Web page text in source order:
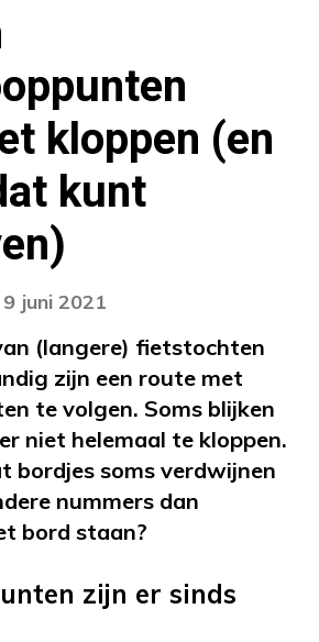
kloppen (en
kunt
juni 2021
(langere) fietstochten
zijn een route met
te volgen. Soms blijken
niet helemaal te kloppen.
bordjes soms verdwijnen
nummers dan
bord staan?
zijn er sinds